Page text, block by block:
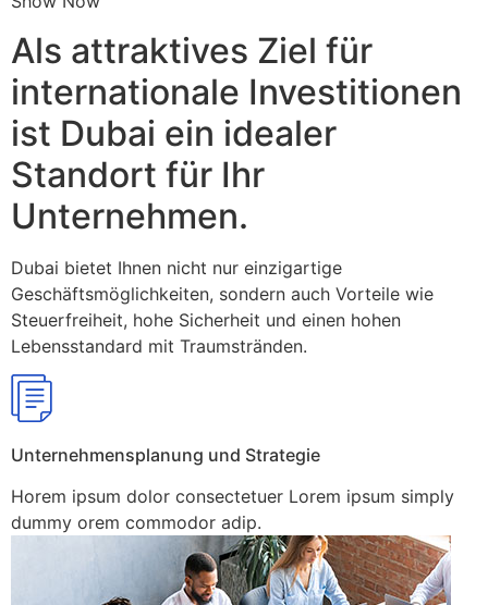
Als attraktives Ziel für
internationale Investitionen
ist Dubai ein idealer
Standort für Ihr
Unternehmen.
Dubai bietet Ihnen nicht nur einzigartige
Geschäftsmöglichkeiten, sondern auch Vorteile wie
Steuerfreiheit, hohe Sicherheit und einen hohen
Lebensstandard mit Traumstränden.
Unternehmensplanung und Strategie
Horem ipsum dolor consectetuer Lorem ipsum simply
dummy orem commodor adip.